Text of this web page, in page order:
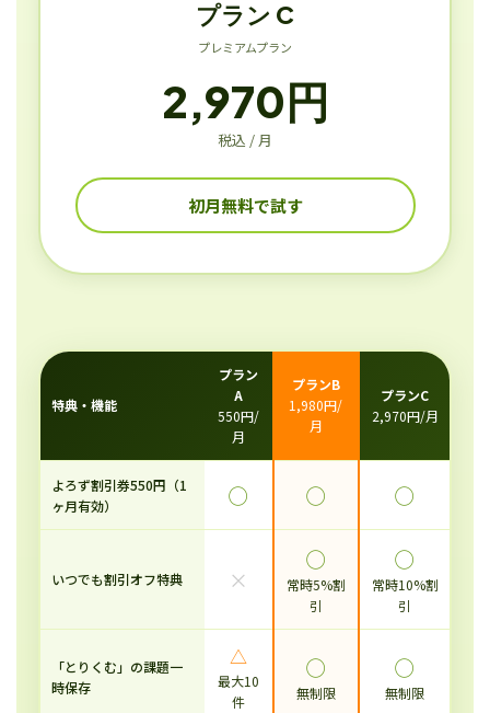
プラン C
プレミアムプラン
2,970円
税込 / 月
初月無料で試す
特典・機能
プラン
A
550円/
月
プランB
1,980円/
月
プランC
2,970円/月
よろず割引券550円（1
ヶ月有効）
◯ ◯ ◯
いつでも割引オフ特典 ×
◯
常時5%割
引
◯
常時10%割
引
「とりくむ」の課題一
時保存
△
最大10
件
◯
無制限
◯
無制限